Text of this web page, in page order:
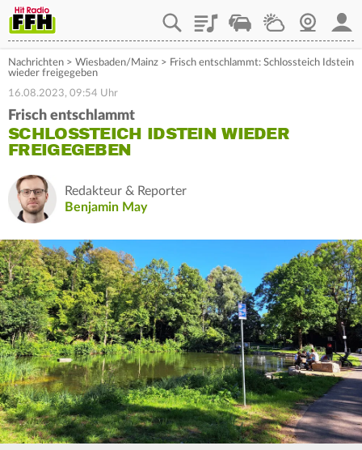
PlaylistStaupilotWetterWebcam
Nachrichten > Wiesbaden/Mainz > Frisch entschlammt: Schlossteich Idstein
wieder freigegeben
16.08.2023, 09:54 Uhr
Frisch entschlammt
SCHLOSSTEICH IDSTEIN WIEDER
FREIGEGEBEN
Redakteur & Reporter
Benjamin May